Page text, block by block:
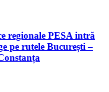
regionale PESA intră
pe rutele București –